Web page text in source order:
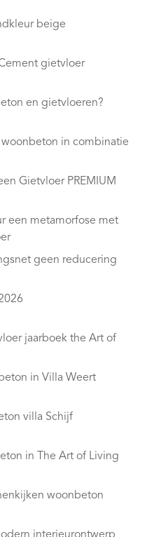
beige
gietvloer
en gietvloeren?
in combinatie
Gietvloer PREMIUM
een metamorfose met
geen reducering
jaarboek the Art of
in Villa Weert
villa Schijf
in The Art of Living
woonbeton
interieurontwerp